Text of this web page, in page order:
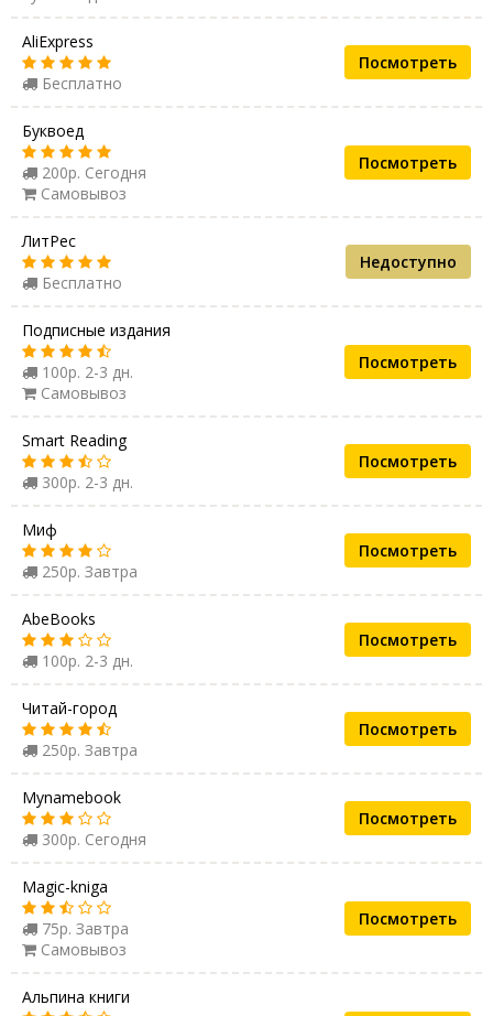
AliExpress
Бесплатно
Посмотреть
Буквоед
200р. Сегодня
Самовывоз
Посмотреть
ЛитРес
Бесплатно
Недоступно
Подписные издания
100р. 2-3 дн.
Самовывоз
Посмотреть
Smart Reading
300р. 2-3 дн.
Посмотреть
Миф
250р. Завтра
Посмотреть
AbeBooks
100р. 2-3 дн.
Посмотреть
Читай-город
250р. Завтра
Посмотреть
Mynamebook
300р. Сегодня
Посмотреть
Magic-kniga
75р. Завтра
Самовывоз
Посмотреть
Альпина книги